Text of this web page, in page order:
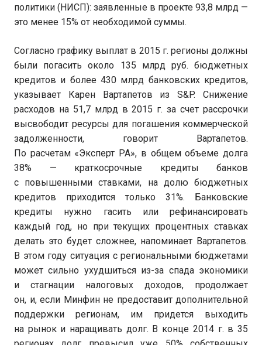
политики (НИСП): заявленные в проекте 93,8 млрд —
это менее 15% от необходимой суммы.
Согласно графику выплат в 2015 г. регионы должны
были погасить около 135 млрд руб. бюджетных
кредитов и более 430 млрд банковских кредитов,
указывает Карен Вартапетов из S&P. Снижение
расходов на 51,7 млрд в 2015 г. за счет рассрочки
высвободит ресурсы для погашения коммерческой
задолженности, говорит Вартапетов.
По расчетам «Эксперт РА», в общем объеме долга
38% — краткосрочные кредиты банков
с повышенными ставками, на долю бюджетных
кредитов приходится только 31%. Банковские
кредиты нужно гасить или рефинансировать
каждый год, но при текущих процентных ставках
делать это будет сложнее, напоминает Вартапетов.
В этом году ситуация с региональными бюджетами
может сильно ухудшиться из-за спада экономики
и стагнации налоговых доходов, продолжает
он, и, если Минфин не предоставит дополнительной
поддержки регионам, им придется выходить
на рынок и наращивать долг. В конце 2014 г. в 35